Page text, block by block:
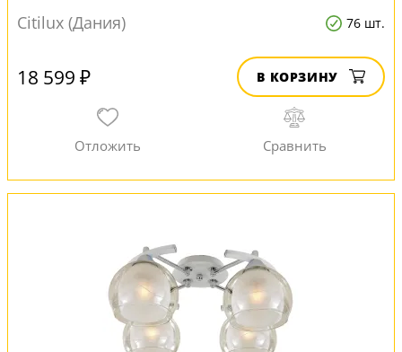
Citilux (Дания) 76 шт.
18 599 ₽ В КОРЗИНУ